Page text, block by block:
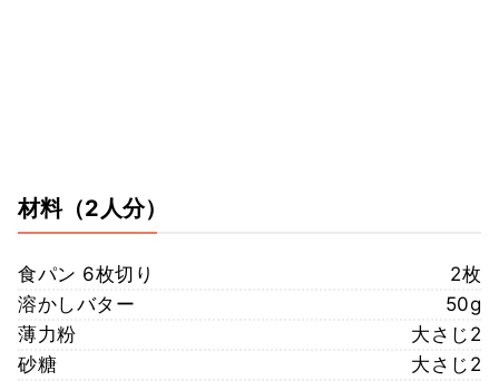
材料（2人分）
食パン 6枚切り
2枚
溶かしバター
50g
薄力粉
大さじ2
砂糖
大さじ2